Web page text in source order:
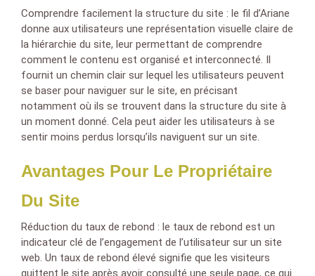
Comprendre facilement la structure du site : le fil d’Ariane
donne aux utilisateurs une représentation visuelle claire de
la hiérarchie du site, leur permettant de comprendre
comment le contenu est organisé et interconnecté. Il
fournit un chemin clair sur lequel les utilisateurs peuvent
se baser pour naviguer sur le site, en précisant
notamment où ils se trouvent dans la structure du site à
un moment donné. Cela peut aider les utilisateurs à se
sentir moins perdus lorsqu’ils naviguent sur un site.
Avantages Pour Le Propriétaire
Du Site
Réduction du taux de rebond : le taux de rebond est un
indicateur clé de l’engagement de l’utilisateur sur un site
web. Un taux de rebond élevé signifie que les visiteurs